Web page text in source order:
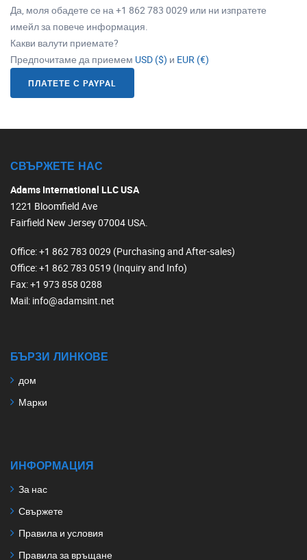
Да, моля обадете се на +1 862 783 0029 или ни изпратете
имейл за повече информация.
Какви валути приемате?
Предпочитаме да приемем USD ($) и EUR (€)
ПЛАТЕТЕ С PAYPAL
СВЪРЖЕТЕ НАС
Adams International LLC USA
1221 Bloomfield Ave
Fairfield New Jersey 07004 USA.
Office: +1 862 783 0029 (Purchasing and After-sales)
Office: +1 862 783 0519 (Inquiry and Info)
Fax: +1 973 858 0288
Mail: info@adamsint.net
БЪРЗИ ЛИНКОВЕ
дом
Марки
ИНФОРМАЦИЯ
За нас
Свържете
Правила и условия
Правила за връщане